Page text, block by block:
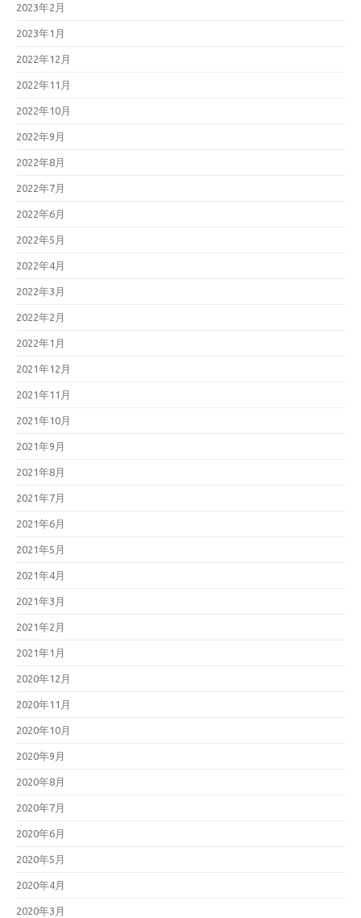
2023年2月
2023年1月
2022年12月
2022年11月
2022年10月
2022年9月
2022年8月
2022年7月
2022年6月
2022年5月
2022年4月
2022年3月
2022年2月
2022年1月
2021年12月
2021年11月
2021年10月
2021年9月
2021年8月
2021年7月
2021年6月
2021年5月
2021年4月
2021年3月
2021年2月
2021年1月
2020年12月
2020年11月
2020年10月
2020年9月
2020年8月
2020年7月
2020年6月
2020年5月
2020年4月
2020年3月